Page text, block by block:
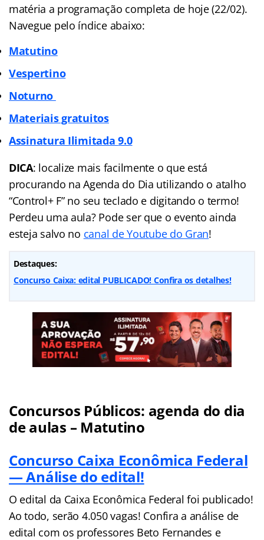
matéria a programação completa de hoje (22/02).
Navegue pelo índice abaixo:
Matutino
Vespertino
Noturno
Materiais gratuitos
Assinatura Ilimitada9.0
DICA: localize mais facilmente o que está
procurando na Agenda do Dia utilizando o atalho
“Control+ F” no seu teclado e digitando o termo!
Perdeu uma aula? Pode ser que o evento ainda
esteja salvo no canal de Youtube do Gran!
Destaques:
Concurso Caixa: edital PUBLICADO! Confira os detalhes!
Concursos Públicos: agenda do dia
de aulas – Matutino
Concurso Caixa Econômica Federal
— Análise do edital!
O edital da Caixa Econômica Federal foi publicado!
Ao todo, serão 4.050 vagas! Confira a análise de
edital com os professores Beto Fernandes e